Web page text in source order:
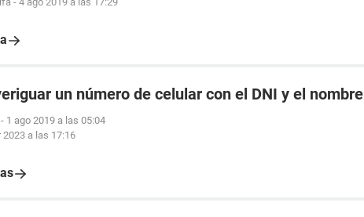
un número de celular con el DNI y el nombre
- 1 ago 2019 a las 05:04
2023 a las 17:16